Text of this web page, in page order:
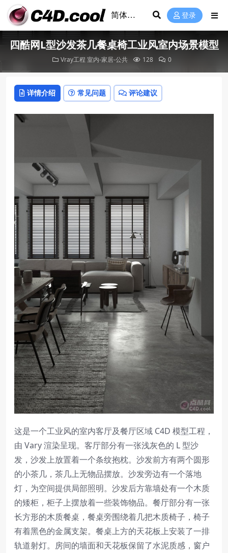
登录
四酷网L型沙发茶几餐桌椅工业风室内场景模型
Vray工程 室内-家居-公共 128 0
详情介绍 常见问题 评论建议
这是一个工业风的室内客厅及餐厅区域 C4D 模型工程，
由 Vary 渲染呈现。客厅部分有一张浅灰色的 L 型沙
发，沙发上放置着一个条纹抱枕。沙发前方有两个圆形
的小茶几，茶几上无物品摆放。沙发旁边有一个落地
灯，为空间提供局部照明。沙发后方靠墙处有一个木质
的矮柜，柜子上摆放着一些装饰物品。餐厅部分有一张
长方形的木质餐桌，餐桌旁围绕着几把木质椅子，椅子
有着黑色的金属支架。餐桌上方的天花板上安装了一排
轨道射灯。房间的墙面和天花板保留了水泥质感，窗户